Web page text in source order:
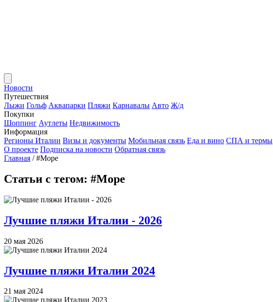
Новости
Путешествия
Лыжи Гольф Аквапарки Пляжи Карнавалы Авто Ж/д
Покупки
Шоппинг Аутлеты Недвижимость
Информация
Регионы Италии Визы и документы Мобильная связь Еда и вино СПА и термы
О проекте Подписка на новости Обратная связь
Главная / #Море
Статьи с тегом: #Море
Лучшие пляжи Италии - 2026
20 мая 2026
Лучшие пляжи Италии 2024
21 мая 2024